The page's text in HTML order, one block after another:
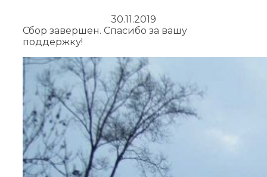
30.11.2019
Сбор завершен. Спасибо за вашу
поддержку!